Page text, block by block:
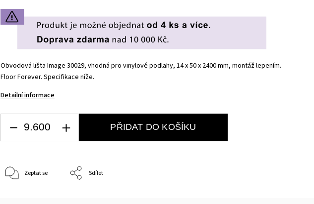
Obvodová lišta Image 30029, vhodná pro vinylové podlahy, 14 x 50 x 2400 mm, montáž lepením.
Floor Forever. Specifikace níže.
Detailní informace
PŘIDAT DO KOŠÍKU
Zeptat se Sdílet